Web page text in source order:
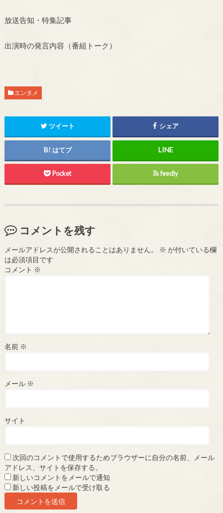
放送告知・特集記事
出演時の発言内容（番組トーク）
エンタメ
ツイート シェア
はてブ
Pocket feedly
コメントを残す
メールアドレスが公開されることはありません。 ※ が付いている欄
は必須項目です
コメント ※
名前 ※
メール ※
サイト
次回のコメントで使用するためブラウザーに自分の名前、メール
アドレス、サイトを保存する。
新しいコメントをメールで通知
新しい投稿をメールで受け取る